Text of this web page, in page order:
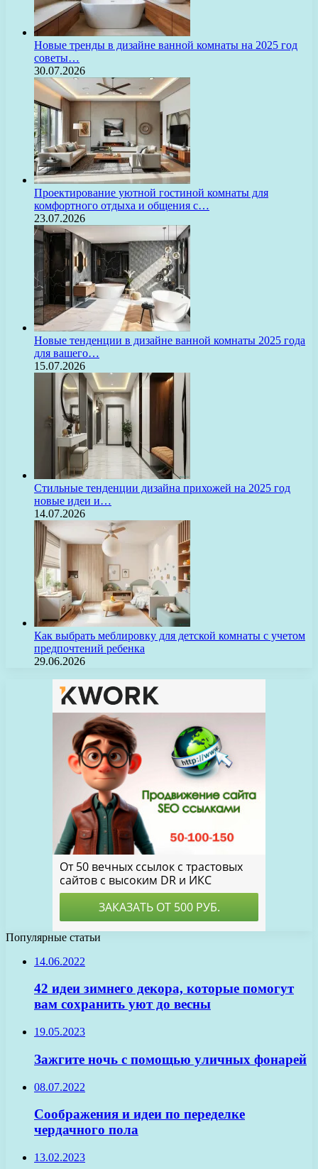
Новые тренды в дизайне ванной комнаты на 2025 год
советы…
30.07.2026
Проектирование уютной гостиной комнаты для
комфортного отдыха и общения с…
23.07.2026
Новые тенденции в дизайне ванной комнаты 2025 года
для вашего…
15.07.2026
Стильные тенденции дизайна прихожей на 2025 год
новые идеи и…
14.07.2026
Как выбрать меблировку для детской комнаты с учетом
предпочтений ребенка
29.06.2026
Популярные статьи
14.06.2022
42 идеи зимнего декора, которые помогут
вам сохранить уют до весны
19.05.2023
Зажгите ночь с помощью уличных фонарей
08.07.2022
Соображения и идеи по переделке
чердачного пола
13.02.2023